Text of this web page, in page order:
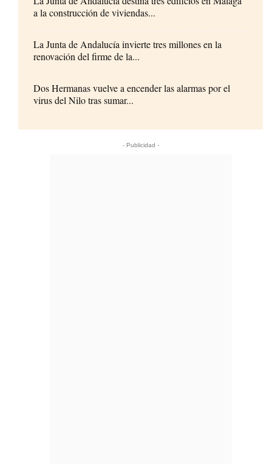
a la construcción de viviendas...
La Junta de Andalucía invierte tres millones en la
renovación del firme de la...
Dos Hermanas vuelve a encender las alarmas por el
virus del Nilo tras sumar...
- Publicidad -